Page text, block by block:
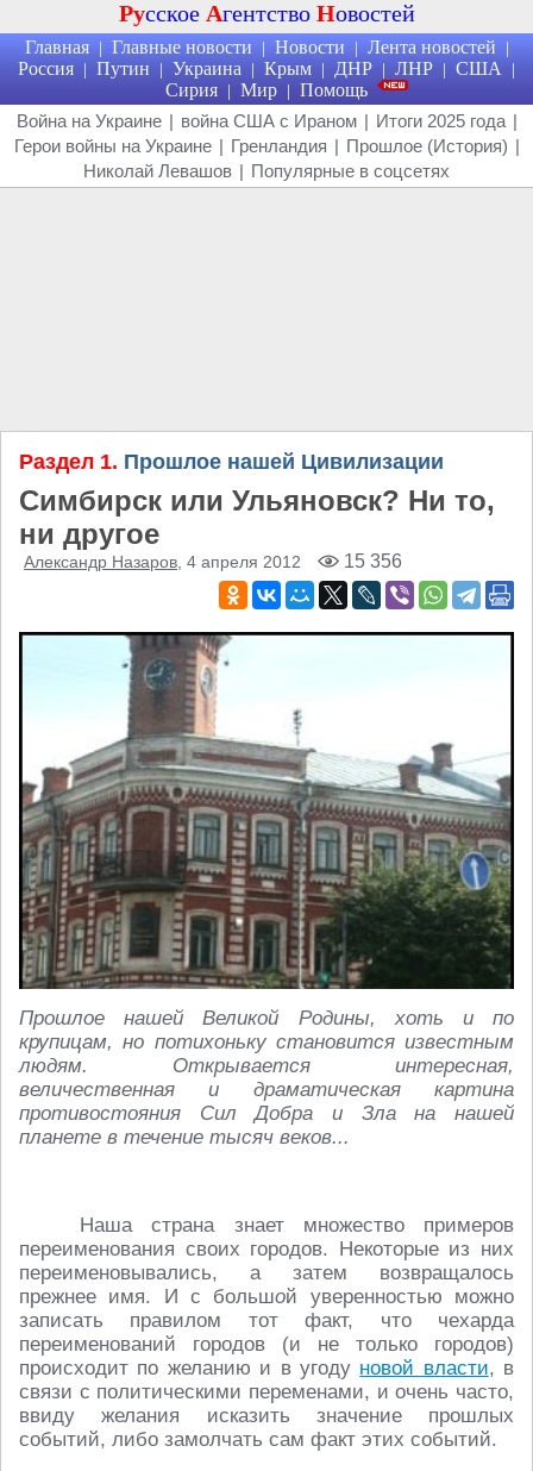
Русское Агентство Новостей
Главная | Главные новости | Новости | Лента новостей |
Россия | Путин | Украина | Крым | ДНР | ЛНР | США |
Сирия | Мир | Помощь
Война на Украине | война США с Ираном | Итоги 2025 года |
Герои войны на Украине | Гренландия | Прошлое (История) |
Николай Левашов | Популярные в соцсетях
Раздел 1. Прошлое нашей Цивилизации
Симбирск или Ульяновск? Ни то,
ни другое
Александр Назаров , 4 апреля 2012 15 356
Прошлое нашей Великой Родины, хоть и по
крупицам, но потихоньку становится известным
людям. Открывается интересная,
величественная и драматическая картина
противостояния Сил Добра и Зла на нашей
планете в течение тысяч веков...
Наша страна знает множество примеров
переименования своих городов. Некоторые из них
переименовывались, а затем возвращалось
прежнее имя. И с большой уверенностью можно
записать правилом тот факт, что чехарда
переименований городов (и не только городов)
происходит по желанию и в угоду новой власти, в
связи с политическими переменами, и очень часто,
ввиду желания исказить значение прошлых
событий, либо замолчать сам факт этих событий.